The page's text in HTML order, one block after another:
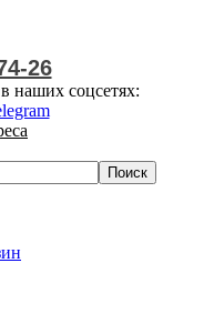
26
наших соцсетях: